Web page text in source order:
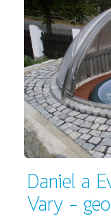
Daniel a
Vary -